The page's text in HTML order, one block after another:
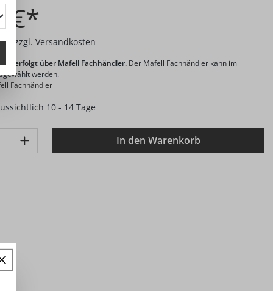
€*
zzgl. Versandkosten
erfolgt über Mafell Fachhändler.Der Mafell Fachhändler kann im
werden.
Fachhändler
10 - 14 Tage
Gib den gewünschten Wert ein oder benutze die
In den Warenkorb